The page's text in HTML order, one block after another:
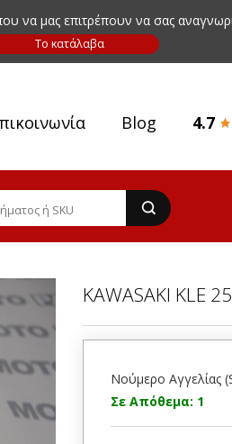
να μας επιτρέπουν να σας
Blog 4.7
KAWASAKI KLE
Νούμερο Αγγελίας
Σε Απόθεμα: 1